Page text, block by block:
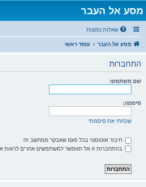
מסע אל העבר
שאלות נפוצות
מסע אל העבר עמוד ראשי
התחברות
שם משתמש:
סיסמה:
שכחתי את סיסמתי
חיבור אוטומטי בכל פעם שאבקר ממחשב זה
בהתחברות זו אל תאפשר למשתמשים אחרים לראות